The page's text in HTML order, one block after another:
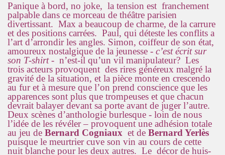
Panique à bord, no joke, la tension est franchement
palpable dans ce morceau de théâtre parisien
divertissant. Max a beaucoup de charme, de la carrure
et des positions carrées. Paul, qui déteste les conflits a
l’art d’arrondir les angles. Simon, coiffeur de son état,
amoureux nostalgique de la jeunesse - c’est écrit sur
son T-shirt- n’est-il qu’un vil manipulateur? Les
trois acteurs provoquent des rires généreux malgré la
gravité de la situation, et la pièce monte en crescendo
au fur et à mesure que l’on prend conscience que les
apparences sont plus que trompeuses et que chacun
devrait balayer devant sa porte avant de juger l’autre.
Deux scènes d’anthologie burlesque - loin de nous
l’idée de les révéler – provoquent une adhésion totale
au jeu de Bernard Cogniaux et de Bernard Yerlès
puisque le meurtrier cuve son vin au cours de cette
nuit blanche pour les deux autres. Le décor de huis-